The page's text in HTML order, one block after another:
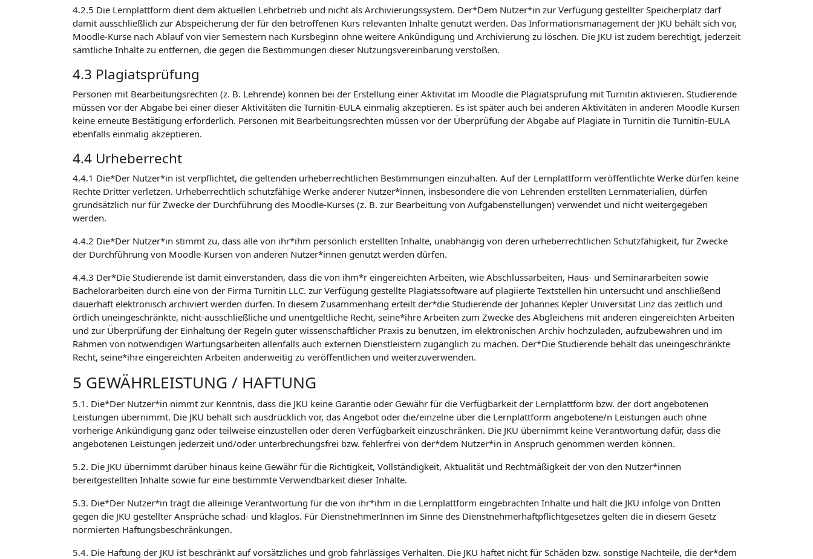
4.2.5 Die Lernplattform dient dem aktuellen Lehrbetrieb und nicht als Archivierungssystem. Der*Dem Nutzer*in zur Verfügung gestellter Speicherplatz darf
damit ausschließlich zur Abspeicherung der für den betroffenen Kurs relevanten Inhalte genutzt werden. Das Informationsmanagement der JKU behält sich vor,
Moodle-Kurse nach Ablauf von vier Semestern nach Kursbeginn ohne weitere Ankündigung und Archivierung zu löschen. Die JKU ist zudem berechtigt, jederzeit
sämtliche Inhalte zu entfernen, die gegen die Bestimmungen dieser Nutzungsvereinbarung verstoßen.
4.3 Plagiatsprüfung
Personen mit Bearbeitungsrechten (z. B. Lehrende) können bei der Erstellung einer Aktivität im Moodle die Plagiatsprüfung mit Turnitin aktivieren. Studierende
müssen vor der Abgabe bei einer dieser Aktivitäten die Turnitin-EULA einmalig akzeptieren. Es ist später auch bei anderen Aktivitäten in anderen Moodle Kursen
keine erneute Bestätigung erforderlich. Personen mit Bearbeitungsrechten müssen vor der Überprüfung der Abgabe auf Plagiate in Turnitin die Turnitin-EULA
ebenfalls einmalig akzeptieren.
4.4 Urheberrecht
4.4.1 Die*Der Nutzer*in ist verpflichtet, die geltenden urheberrechtlichen Bestimmungen einzuhalten. Auf der Lernplattform veröffentlichte Werke dürfen keine
Rechte Dritter verletzen. Urheberrechtlich schutzfähige Werke anderer Nutzer*innen, insbesondere die von Lehrenden erstellten Lernmaterialien, dürfen
grundsätzlich nur für Zwecke der Durchführung des Moodle-Kurses (z. B. zur Bearbeitung von Aufgabenstellungen) verwendet und nicht weitergegeben
werden.
4.4.2 Die*Der Nutzer*in stimmt zu, dass alle von ihr*ihm persönlich erstellten Inhalte, unabhängig von deren urheberrechtlichen Schutzfähigkeit, für Zwecke
der Durchführung von Moodle-Kursen von anderen Nutzer*innen genutzt werden dürfen.
4.4.3 Der*Die Studierende ist damit einverstanden, dass die von ihm*r eingereichten Arbeiten, wie Abschlussarbeiten, Haus- und Seminararbeiten sowie
Bachelorarbeiten durch eine von der Firma Turnitin LLC. zur Verfügung gestellte Plagiatssoftware auf plagiierte Textstellen hin untersucht und anschließend
dauerhaft elektronisch archiviert werden dürfen. In diesem Zusammenhang erteilt der*die Studierende der Johannes Kepler Universität Linz das zeitlich und
örtlich uneingeschränkte, nicht-ausschließliche und unentgeltliche Recht, seine*ihre Arbeiten zum Zwecke des Abgleichens mit anderen eingereichten Arbeiten
und zur Überprüfung der Einhaltung der Regeln guter wissenschaftlicher Praxis zu benutzen, im elektronischen Archiv hochzuladen, aufzubewahren und im
Rahmen von notwendigen Wartungsarbeiten allenfalls auch externen Dienstleistern zugänglich zu machen. Der*Die Studierende behält das uneingeschränkte
Recht, seine*ihre eingereichten Arbeiten anderweitig zu veröffentlichen und weiterzuverwenden.
5 GEWÄHRLEISTUNG / HAFTUNG
5.1. Die*Der Nutzer*in nimmt zur Kenntnis, dass die JKU keine Garantie oder Gewähr für die Verfügbarkeit der Lernplattform bzw. der dort angebotenen
Leistungen übernimmt. Die JKU behält sich ausdrücklich vor, das Angebot oder die/einzelne über die Lernplattform angebotene/n Leistungen auch ohne
vorherige Ankündigung ganz oder teilweise einzustellen oder deren Verfügbarkeit einzuschränken. Die JKU übernimmt keine Verantwortung dafür, dass die
angebotenen Leistungen jederzeit und/oder unterbrechungsfrei bzw. fehlerfrei von der*dem Nutzer*in in Anspruch genommen werden können.
5.2. Die JKU übernimmt darüber hinaus keine Gewähr für die Richtigkeit, Vollständigkeit, Aktualität und Rechtmäßigkeit der von den Nutzer*innen
bereitgestellten Inhalte sowie für eine bestimmte Verwendbarkeit dieser Inhalte.
5.3. Die*Der Nutzer*in trägt die alleinige Verantwortung für die von ihr*ihm in die Lernplattform eingebrachten Inhalte und hält die JKU infolge von Dritten
gegen die JKU gestellter Ansprüche schad- und klaglos. Für DienstnehmerInnen im Sinne des Dienstnehmerhaftpflichtgesetzes gelten die in diesem Gesetz
normierten Haftungsbeschränkungen.
5.4. Die Haftung der JKU ist beschränkt auf vorsätzliches und grob fahrlässiges Verhalten. Die JKU haftet nicht für Schäden bzw. sonstige Nachteile, die der*dem